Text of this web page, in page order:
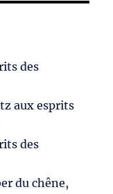
des
aux esprits
des
du chêne,